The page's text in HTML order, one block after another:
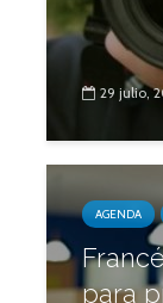
29 julio,
AGENDA
para